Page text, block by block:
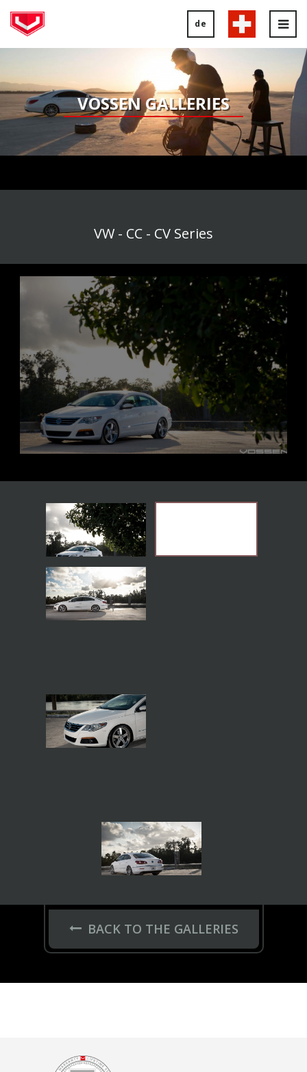
de
VOSSEN GALLERIES
VW - CC - CV Series
BACK TO THE GALLERIES